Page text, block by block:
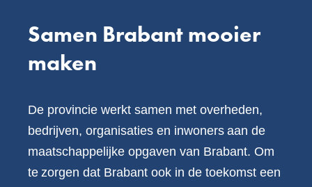
Samen Brabant mooier
maken
De provincie werkt samen met overheden,
bedrijven, organisaties en inwoners aan de
maatschappelijke opgaven van Brabant. Om
te zorgen dat Brabant ook in de toekomst een